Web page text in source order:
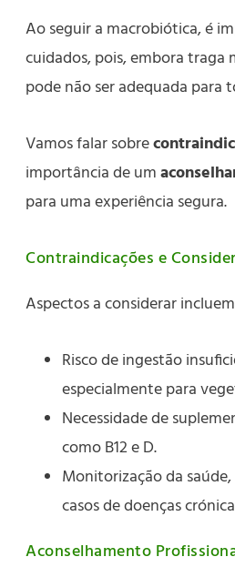
Ao seguir a macrobiótica, é
cuidados, pois, embora traga
pode não ser adequada para
Vamos falar sobre
importância de um
para uma experiência segura.
Contraindicações e
Aspectos a considerar
Risco de ingestão
especialmente para
Necessidade de
como B12 e D.
Monitorização da
casos de doenças
Aconselhamento